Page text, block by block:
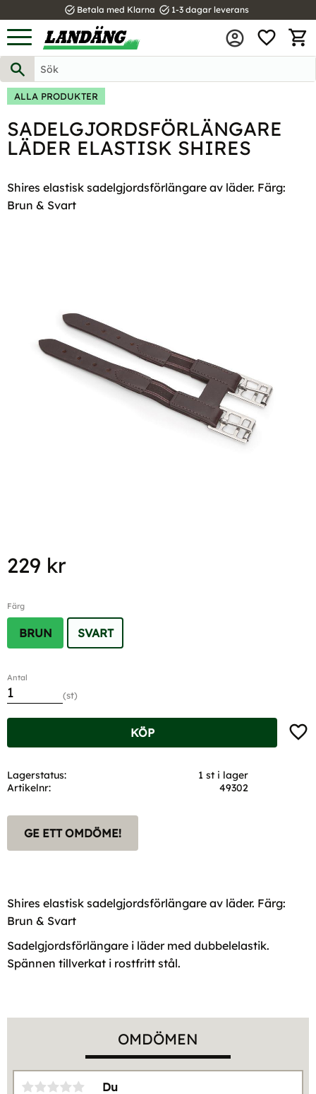
Meny
task_alt Betala med Klarna task_alt 1-3 dagar leverans
ALLA PRODUKTER
SADELGJORDSFÖRLÄNGARE
LÄDER ELASTISK SHIRES
Shires elastisk sadelgjordsförlängare av läder. Färg:
Brun & Svart
229 kr
Färg
BRUN SVART
Antal
st
KÖP
Lagerstatus
1 st i lager
Artikelnr
49302
GE ETT OMDÖME!
Shires elastisk sadelgjordsförlängare av läder. Färg:
Brun & Svart
Sadelgjordsförlängare i läder med dubbelelastik.
Spännen tillverkat i rostfritt stål.
OMDÖMEN
Du